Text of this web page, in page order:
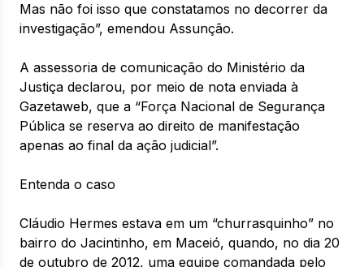
Mas não foi isso que constatamos no decorrer da
investigação”, emendou Assunção.
A assessoria de comunicação do Ministério da
Justiça declarou, por meio de nota enviada à
Gazetaweb, que a “Força Nacional de Segurança
Pública se reserva ao direito de manifestação
apenas ao final da ação judicial”.
Entenda o caso
Cláudio Hermes estava em um “churrasquinho” no
bairro do Jacintinho, em Maceió, quando, no dia 20
de outubro de 2012, uma equipe comandada pelo